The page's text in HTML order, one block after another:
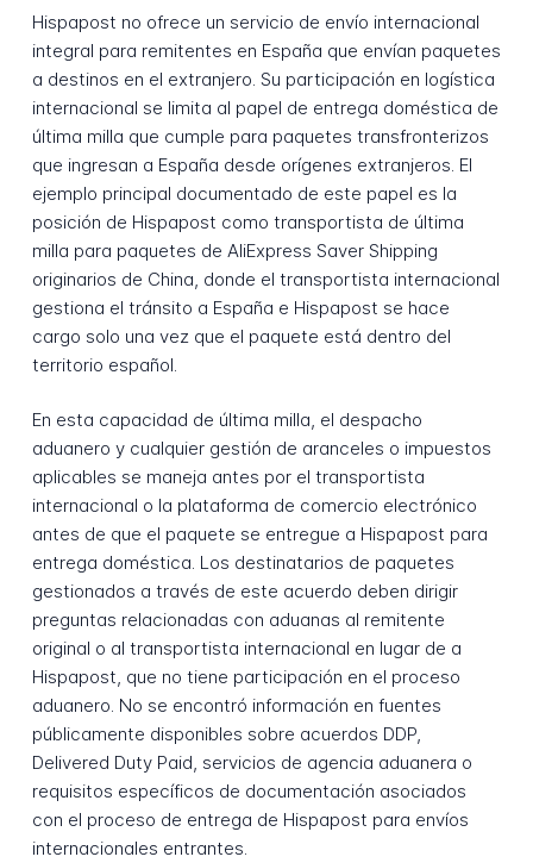
Hispapost no ofrece un servicio de envío internacional
integral para remitentes en España que envían paquetes
a destinos en el extranjero. Su participación en logística
internacional se limita al papel de entrega doméstica de
última milla que cumple para paquetes transfronterizos
que ingresan a España desde orígenes extranjeros. El
ejemplo principal documentado de este papel es la
posición de Hispapost como transportista de última
milla para paquetes de AliExpress Saver Shipping
originarios de China, donde el transportista internacional
gestiona el tránsito a España e Hispapost se hace
cargo solo una vez que el paquete está dentro del
territorio español.
En esta capacidad de última milla, el despacho
aduanero y cualquier gestión de aranceles o impuestos
aplicables se maneja antes por el transportista
internacional o la plataforma de comercio electrónico
antes de que el paquete se entregue a Hispapost para
entrega doméstica. Los destinatarios de paquetes
gestionados a través de este acuerdo deben dirigir
preguntas relacionadas con aduanas al remitente
original o al transportista internacional en lugar de a
Hispapost, que no tiene participación en el proceso
aduanero. No se encontró información en fuentes
públicamente disponibles sobre acuerdos DDP,
Delivered Duty Paid, servicios de agencia aduanera o
requisitos específicos de documentación asociados
con el proceso de entrega de Hispapost para envíos
internacionales entrantes.